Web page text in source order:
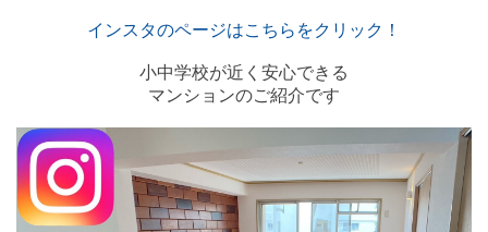
インスタのページはこちらをクリック！
小中学校が近く安心できる
マンションのご紹介です